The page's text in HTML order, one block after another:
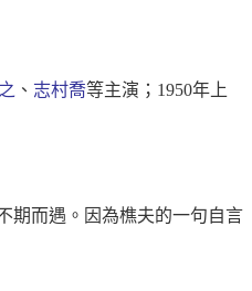
、 志村喬等主演；1950年上
期而遇。因為樵夫的一句自言